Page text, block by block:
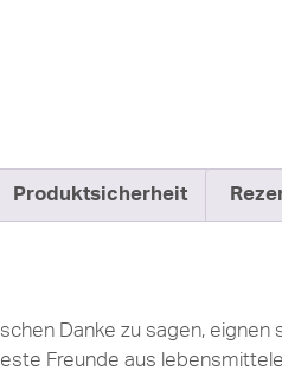
Produktsicherheit
Danke zu sagen,
Freunde aus